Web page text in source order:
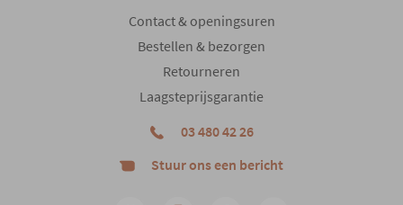
Contact & openingsuren
Bestellen & bezorgen
Retourneren
Laagsteprijsgarantie
03 480 42 26
Stuur ons een bericht